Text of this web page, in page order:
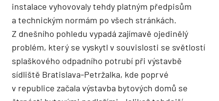
instalace vyhovovaly tehdy platným předpisům
a technickým normám po všech stránkách.
Z dnešního pohledu vypadá zajímavě ojedinělý
problém, který se vyskytl v souvislosti se světlostí
splaškového odpadního potrubí při výstavbě
sídliště Bratislava-Petržalka, kde poprvé
v republice začala výstavba bytových domů se